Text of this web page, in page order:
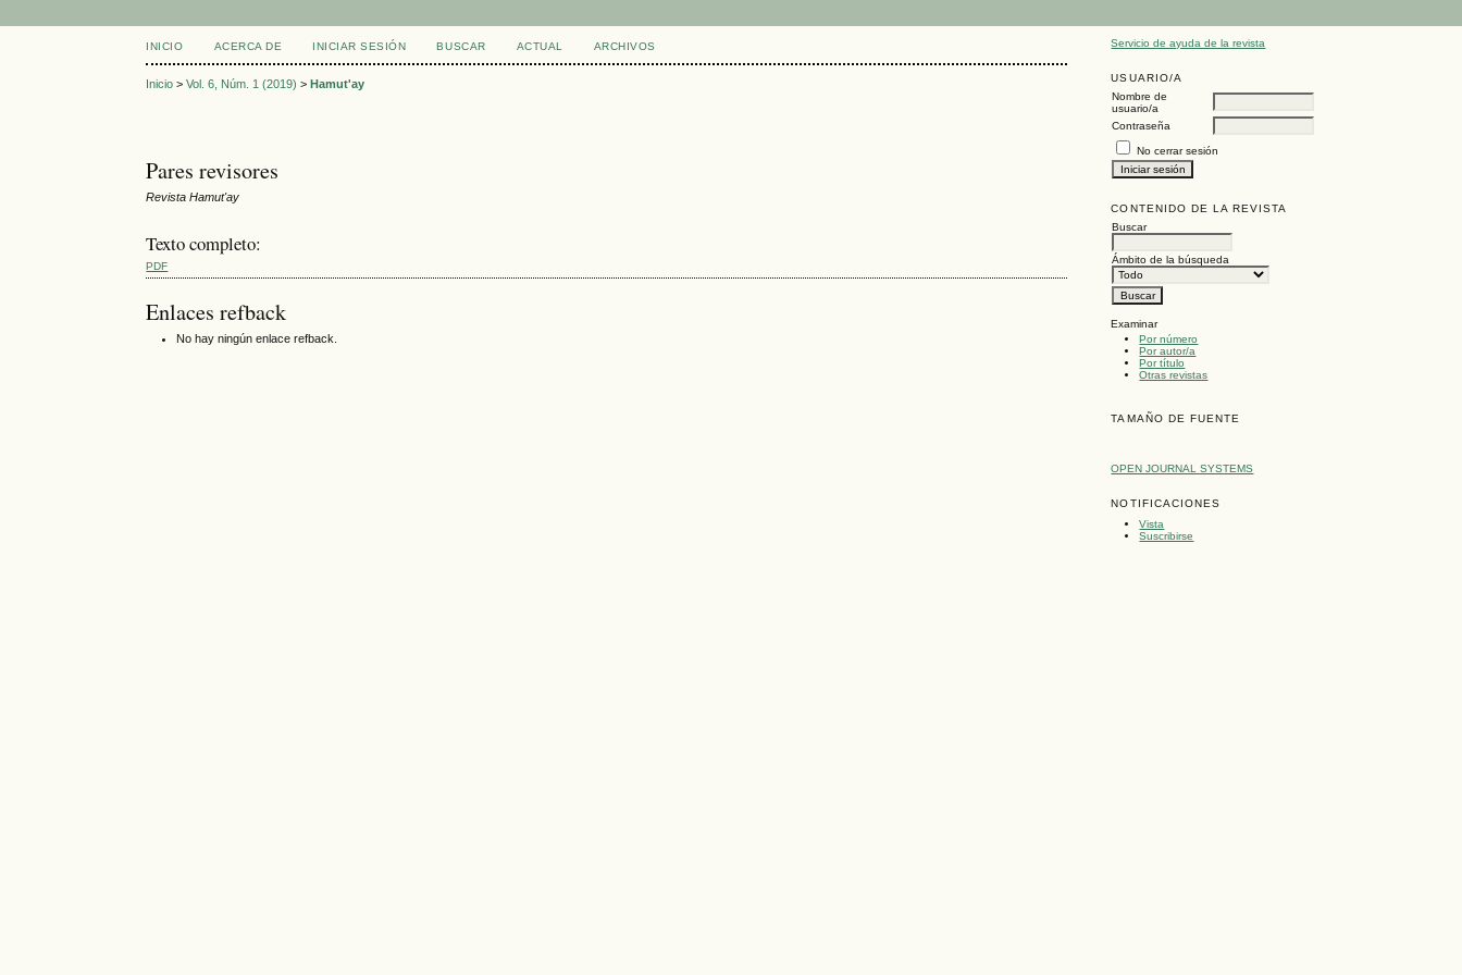
Servicio de ayuda de la revista
USUARIO/A
Nombre de
usuario/a
Contraseña
No cerrar sesión
CONTENIDO DE LA REVISTA
Buscar
Ámbito de la búsqueda
Examinar
Por número
Por autor/a
Por título
Otras revistas
TAMAÑO DE FUENTE
OPEN JOURNAL SYSTEMS
NOTIFICACIONES
Vista
Suscribirse
INICIO ACERCA DE INICIAR SESIÓN BUSCAR ACTUAL ARCHIVOS
Inicio >Vol. 6, Núm. 1 (2019) >Hamut'ay
Pares revisores
Revista Hamut'ay
Texto completo:
PDF
Enlaces refback
No hay ningún enlace refback.